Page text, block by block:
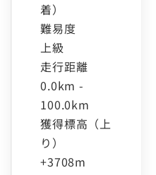
着）
難易度
上級
走行距離
0.0km -
100.0km
獲得標高（上
り）
+3708m